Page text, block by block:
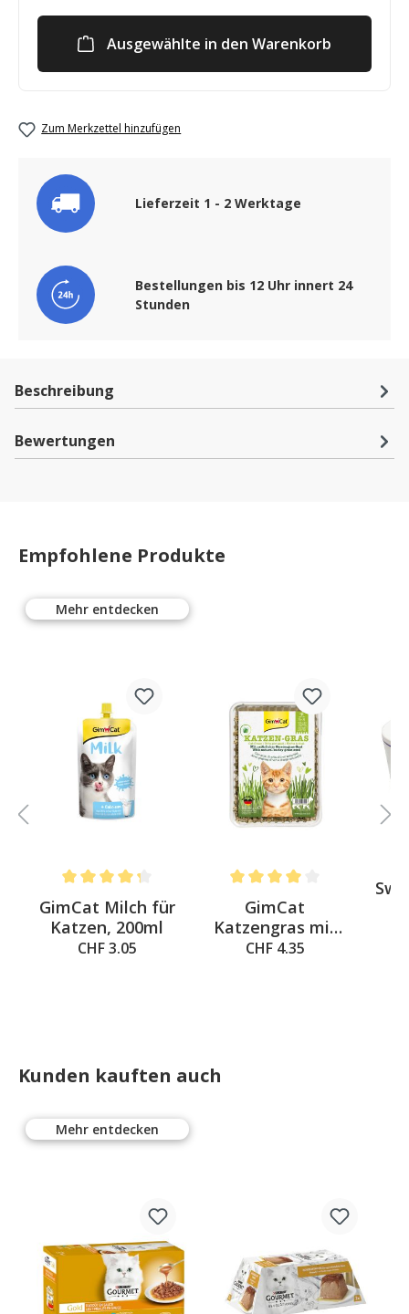
Ausgewählte in den Warenkorb
Zum Merkzettel hinzufügen
Lieferzeit 1 - 2 Werktage
Bestellungen bis 12 Uhr innert 24
Stunden
Beschreibung
Bewertungen
Empfohlene Produkte
Mehr entdecken
Average rating of 4.3 out of 5 stars
GimCat Milch für
Katzen, 200ml
CHF 3.05
Average rating of 4 out of 5
GimCat
Katzengras mit
natürlicher
CHF 4.35
Kunden kauften auch
Mehr entdecken